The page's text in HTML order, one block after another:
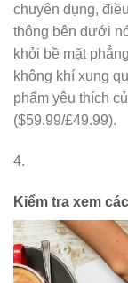
chuyên dụng,
thông bên dưới
khỏi bề mặt
không khí xung
phẩm yêu thích
($59.99/£49.99).
4.
Kiểm tra xem